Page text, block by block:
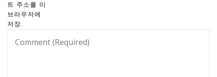
트 주소를 이
브라우저에
저장.